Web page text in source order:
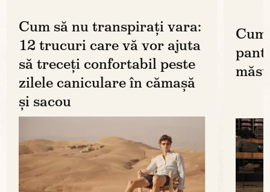
Cum să nu transpirați vara:
12 trucuri care vă vor ajuta
să treceți confortabil peste
zilele caniculare în cămașă
și sacou